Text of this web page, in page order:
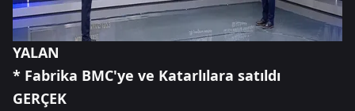
YALAN
* Fabrika BMC'ye ve Katarlılara satıldı
GERÇEK